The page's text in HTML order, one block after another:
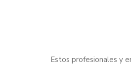
Estos profesionales y